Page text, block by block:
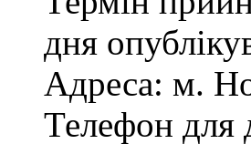
дня
Адреса: м.
Телефон для